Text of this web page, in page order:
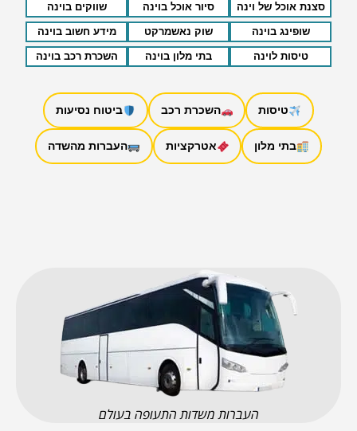
סצנת אוכל של וינה סיור אוכל בוינה שווקים בוינה
שופינג בוינה שוק נאשמרקט מידע חשוב בוינה
טיסות לוינה בתי מלון בוינה השכרת רכב בוינה
טיסות השכרת רכב ביטוח נסיעות
בתי מלון אטרקציות העברות מהשדה
העברות משדות התעופה בעולם